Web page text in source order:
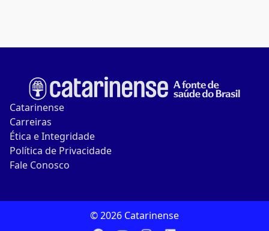
Catarinense
Carreiras
Ética e Integridade
Política de Privacidade
Fale Conosco
© 2026 Catarinense